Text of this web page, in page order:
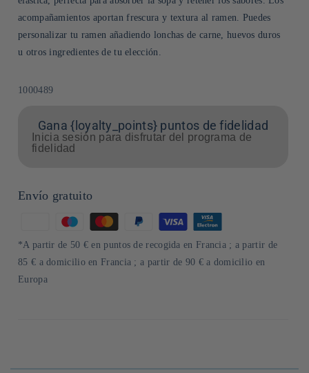
acompañamientos aportan frescura y textura al ramen. Puedes
personalizar tu ramen añadiendo lonchas de carne, huevos duros
u otros ingredientes de tu elección.
SKU:
1000489
Gana {loyalty_points} puntos de fidelidad
Inicia sesión para disfrutar del programa de
fidelidad
Envío gratuito
de
pago
*A partir de 50 € en puntos de recogida en Francia ; a partir de
85 € a domicilio en Francia ; a partir de 90 € a domicilio en
Europa